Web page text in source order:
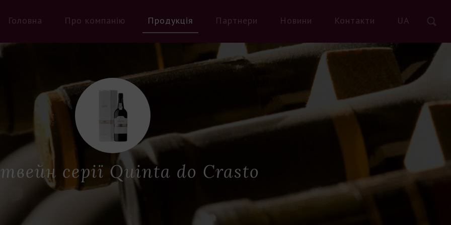
Головна Про компанію Продукція Партнери Новини Контакти UA
серії Quinta do Crasto